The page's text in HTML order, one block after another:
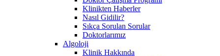
Klinikten Haberler
Nasıl Gidilir?
Sıkça Sorulan Sorular
Doktorlarımız
Algoloji
Klinik Hakkında